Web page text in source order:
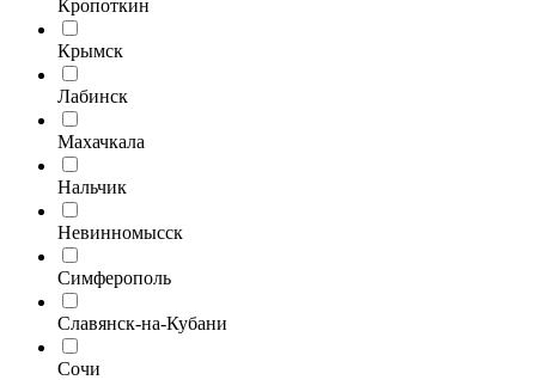
Кропоткин
Крымск
Лабинск
Махачкала
Нальчик
Невинномысск
Симферополь
Славянск-на-Кубани
Сочи